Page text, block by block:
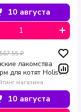
10 августа
567.55 ₽
лакомства
для котят Holistic
400 г
магазина
10 августа